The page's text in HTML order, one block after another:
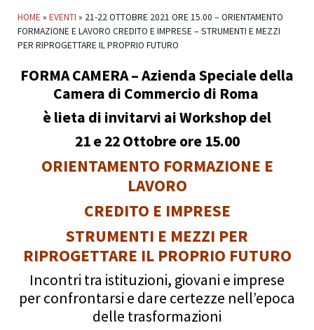
HOME » EVENTI » 21-22 OTTOBRE 2021 ORE 15.00 – ORIENTAMENTO
FORMAZIONE E LAVORO CREDITO E IMPRESE – STRUMENTI E MEZZI
PER RIPROGETTARE IL PROPRIO FUTURO
FORMA CAMERA – Azienda Speciale della
Camera di Commercio di Roma
è lieta di invitarvi ai Workshop del
21 e 22 Ottobre ore 15.00
ORIENTAMENTO FORMAZIONE E
LAVORO
CREDITO E IMPRESE
STRUMENTI E MEZZI PER
RIPROGETTARE IL PROPRIO FUTURO
Incontri tra istituzioni, giovani e imprese
per confrontarsi e dare certezze nell’epoca
delle trasformazioni